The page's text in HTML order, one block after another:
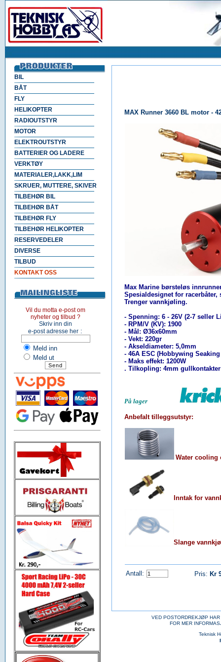
BIL
BÅT
FLY
HELIKOPTER
RADIOUTSTYR
MOTOR
ELEKTROUTSTYR
BATTERIER OG LADERE
VERKTØY
MATERIALER,LAKK,LIM
SKRUER, MUTTERE, SKIVER
TILBEHØR BIL
TILBEHØR BÅT
TILBEHØR FLY
TILBEHØR HELIKOPTER
RESERVEDELER
DIVERSE
TILBUD
KONTAKT OSS
Vil du motta e-post om
nyheter og tilbud ?
Skriv inn din
e-post adresse her :
Meld inn
Meld ut
MAX Runner 3660 BL motor -
Max Marine børsteløs
Spesialdesignet for racerbåter,
Trenger vannkjøling.
- Spenning: 6 - 26V (2-7 seller
- RPM/V (KV): 1900
- Mål: Ø36x60mm
- Vekt: 220gr
- Akseldiameter: 5,0mm
- 46A ESC (Hobbywing
- Maks effekt: 1200W
. Tilkopling: 4mm gullkontakter
På lager
Anbefalt tilleggsutstyr:
Water cooling
Inntak for
Slange
Antall: Pris: Kr
VED POSTORDREKJØP
FOR MER
Teknisk